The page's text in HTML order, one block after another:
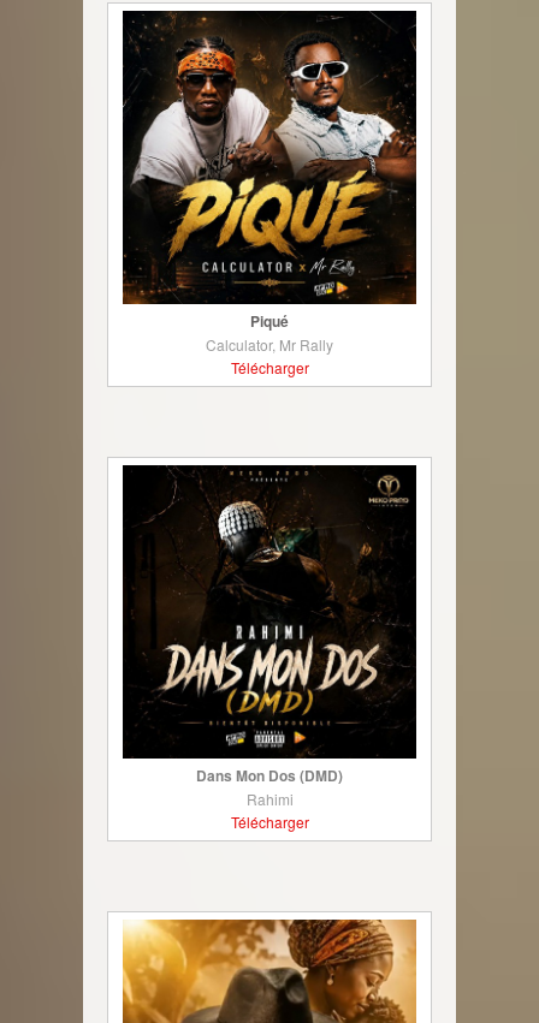
Piqué
Calculator, Mr Rally
Télécharger
Dans Mon Dos (DMD)
Rahimi
Télécharger